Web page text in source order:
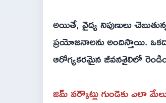
అయితే, వైద్య నిపుణులు
ప్రయోజనాలను అందిస్తాయి.
ఆరోగ్యకరమైన జీవనశైలిలో
జిమ్ వర్కౌట్లు గుండెకు ఎలా